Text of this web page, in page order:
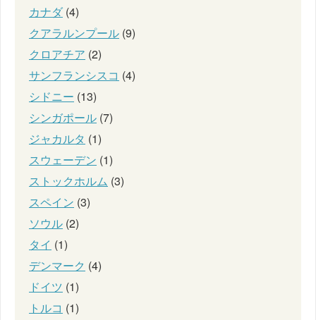
カナダ(4)
クアラルンプール (9)
クロアチア (2)
サンフランシスコ (4)
シドニー (13)
シンガポール (7)
ジャカルタ (1)
スウェーデン (1)
ストックホルム (3)
スペイン (3)
ソウル (2)
タイ (1)
デンマーク (4)
ドイツ (1)
トルコ (1)